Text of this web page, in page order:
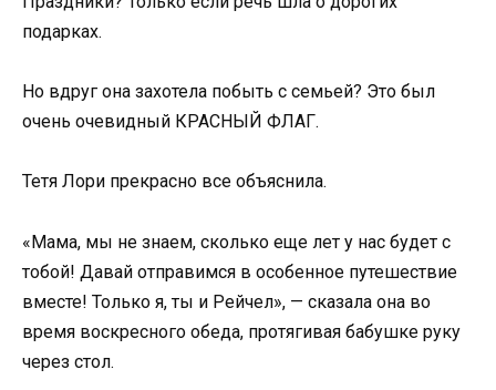
подарках.
Но вдруг она захотела побыть с семьей? Это был
очень очевидный КРАСНЫЙ ФЛАГ.
Тетя Лори прекрасно все объяснила.
«Мама, мы не знаем, сколько еще лет у нас будет с
тобой! Давай отправимся в особенное путешествие
вместе! Только я, ты и Рейчел», — сказала она во
время воскресного обеда, протягивая бабушке руку
через стол.